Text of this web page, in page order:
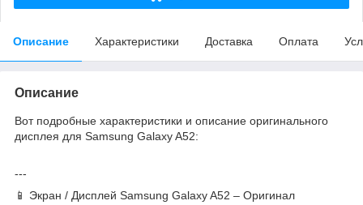
Описание Характеристики Доставка Оплата
Описание
Вот подробные характеристики и описание оригинального
дисплея для Samsung Galaxy A52:
---
📱 Экран / Дисплей Samsung Galaxy A52 – Оригинал